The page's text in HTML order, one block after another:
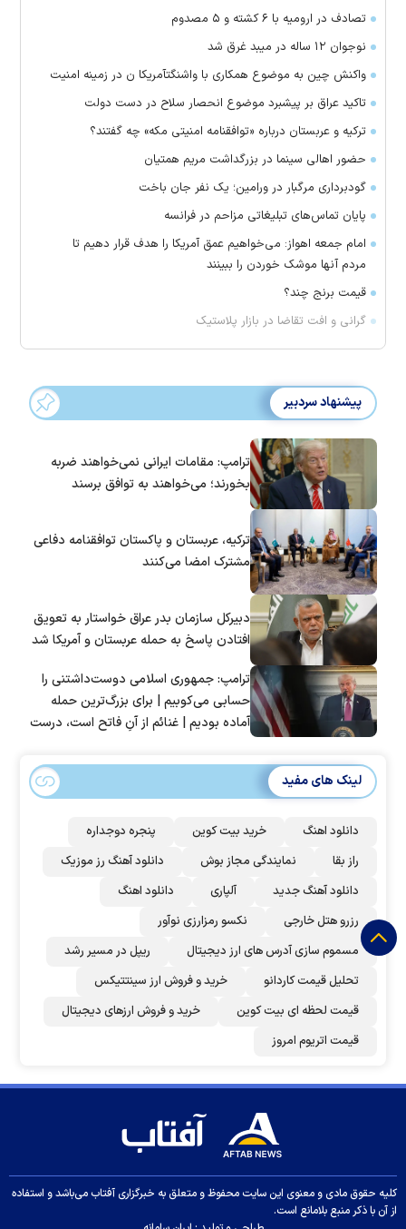
تصادف در ارومیه با ۶ کشته و ۵ مصدوم
نوجوان ۱۲ ساله در میبد غرق شد
واکنش چین به موضوع همکاری با واشنگتآمریکا ن در زمینه امنیت
تاکید عراق بر پیشبرد موضوع انحصار سلاح در دست دولت
ترکیه و عربستان درباره «توافقنامه امنیتی مکه» چه گفتند؟
حضور اهالی سینما در بزرگداشت مریم همتیان
گودبرداری مرگبار در ورامین؛ یک نفر جان باخت
پایان تماس‌های تبلیغاتی مزاحم در فرانسه
امام جمعه اهواز: می‌خواهیم عمق آمریکا را هدف قرار دهیم تا
مردم آنها موشک خوردن را ببینند
قیمت برنج چند؟
گرانی و افت تقاضا در بازار پلاستیک
پیشنهاد سردبیر
ترامپ: مقامات ایرانی نمی‌خواهند ضربه
بخورند؛ می‌خواهند به توافق برسند
ترکیه، عربستان و پاکستان توافقنامه دفاعی
مشترک امضا می‌کنند
دبیرکل سازمان بدر عراق خواستار به تعویق
افتادن پاسخ به حمله عربستان و آمریکا شد
ترامپ: جمهوری اسلامی دوست‌داشتنی را
حسابی می‌کوبیم | برای بزرگ‌ترین حمله
آماده بودیم | غنائم از آنِ فاتح است، درست
لینک های مفید
دانلود اهنگ خرید بیت کوین
پنجره دوجداره
راز بقا
نمایندگی مجاز بوش
دانلود آهنگ رز‌ موزیک
دانلود آهنگ جدید
آلپاری
دانلود اهنگ
رزرو هتل خارجی
نکسو رمزارزی نوآور
مسموم سازی آدرس های ارز دیجیتال
ریپل در مسیر رشد
تحلیل قیمت کاردانو
خرید و فروش ارز سینتتیکس
قیمت لحظه ای بیت کوین
خرید و فروش ارزهای دیجیتال
قیمت اتریوم امروز
کلیه حقوق مادی و معنوی این سایت محفوظ و متعلق به خبرگزاری آفتاب می‌باشد و استفاده
از آن با ذکر منبع بلامانع است.